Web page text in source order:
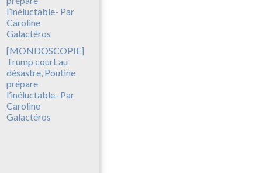
[MONDOSCOPIE]
Trump court au
désastre, Poutine
prépare
l’inéluctable- Par
Caroline
Galactéros